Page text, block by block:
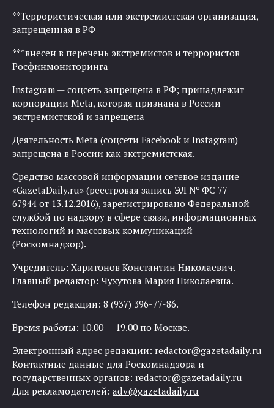
**Террористическая или экстремистская организация,
запрещенная в РФ
***внесен в перечень экстремистов и террористов
Росфинмониторинга
Instagram — соцсеть запрещена в РФ; принадлежит
корпорации Meta, которая признана в России
экстремистской и запрещена
Деятельность Meta (соцсети Facebook и Instagram)
запрещена в России как экстремистская.
Средство массовой информации сетевое издание
«GazetaDaily.ru» (реестровая запись ЭЛ № ФС 77 —
67944 от 13.12.2016), зарегистрировано Федеральной
службой по надзору в сфере связи, информационных
технологий и массовых коммуникаций
(Роскомнадзор).
Учредитель: Харитонов Константин Николаевич.
Главный редактор: Чухутова Мария Николаевна.
Телефон редакции: 8 (937) 396-77-86.
Время работы: 10.00 — 19.00 по Москве.
Электронный адрес редакции: redactor@gazetadaily.ru
Контактные данные для Роскомнадзора и
государственных органов: redactor@gazetadaily.ru
Для рекламодателей: adv@gazetadaily.ru